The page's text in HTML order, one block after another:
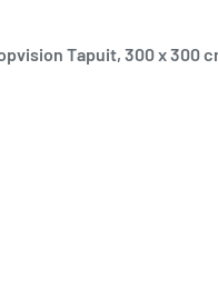
Tapuit, 300 x 300